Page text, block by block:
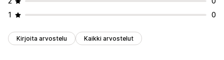
1
0
Kirjoita arvostelu Kaikki arvostelut